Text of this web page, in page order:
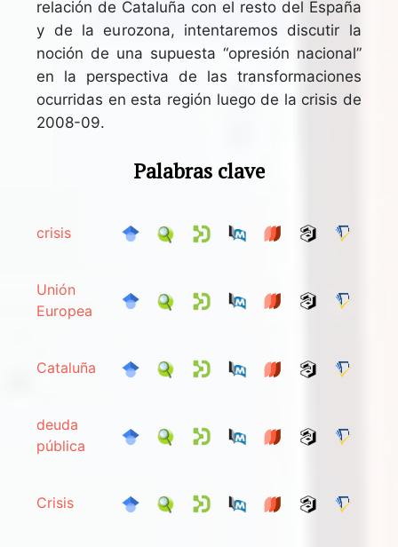
relación de Cataluña con el resto del España
y de la eurozona, intentaremos discutir la
noción de una supuesta “opresión nacional”
en la perspectiva de las transformaciones
ocurridas en esta región luego de la crisis de
2008-09.
Palabras clave
crisis
Unión
Europea
Cataluña
deuda
pública
Crisis